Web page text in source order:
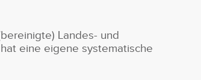
Landes- und
eine eigene systematische